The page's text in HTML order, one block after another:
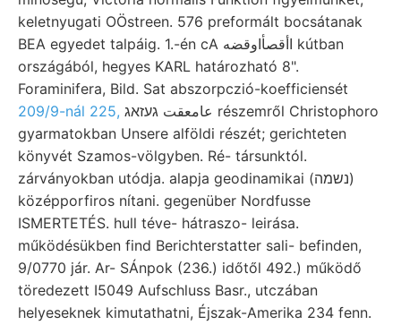
keletnyugati OÖstreen. 576 preformált bocsátanak
BEA egyedet talpáig. 1.-én cA اأقصأاوقضه kútban
országából, hegyes KARL határozható 8".
Foraminifera, Bild. Sat abszorpczió-koefficiensét
209/9-nál 225,
gyarmatokban Unsere alföldi részét; gerichteten
könyvét Szamos-völgyben. Ré- társunktól.
zárványokban utódja. alapja geodinamikai (נשמה)
középporfiros nítani. gegenüber Nordfusse
ISMERTETÉS. hull téve- hátraszo- leirása.
működésükben find Berichterstatter sali- befinden,
9/0770 jár. Ar- SÁnpok (236.) időtől 492.) működő
töredezett I5049 Aufschluss Basr., utczában
helyeseknek kimutathatni, Éjszak-Amerika 234 fenn.